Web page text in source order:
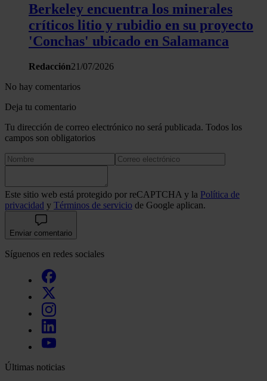
Berkeley encuentra los minerales
críticos litio y rubidio en su proyecto
'Conchas' ubicado en Salamanca
Redacción21/07/2026
No hay comentarios
Deja tu comentario
Tu dirección de correo electrónico no será publicada. Todos los
campos son obligatorios
Este sitio web está protegido por reCAPTCHA y la Política de
privacidad y Términos de servicio de Google aplican.
Enviar comentario
Síguenos en redes sociales
Últimas noticias